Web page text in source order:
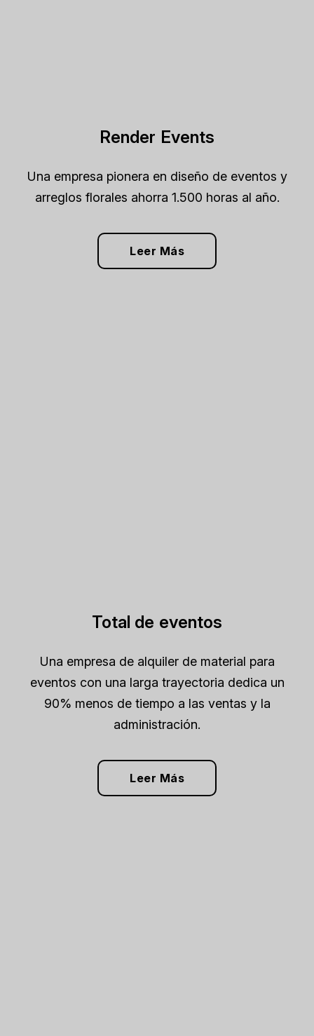
Render Events
Una empresa pionera en diseño de eventos y
arreglos florales ahorra 1.500 horas al año.
Leer Más
Total de eventos
Una empresa de alquiler de material para
eventos con una larga trayectoria dedica un
90% menos de tiempo a las ventas y la
administración.
Leer Más